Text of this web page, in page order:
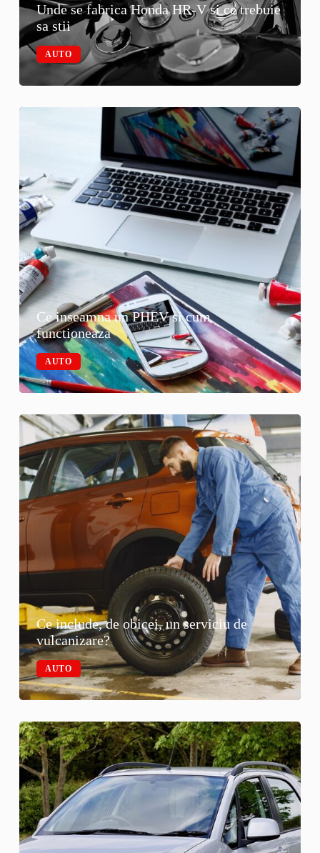
Unde se fabrica Honda HR-V si ce trebuie
sa stii
AUTO
Ce inseamna un PHEV si cum
functioneaza
AUTO
Ce include, de obicei, un serviciu de
vulcanizare?
AUTO